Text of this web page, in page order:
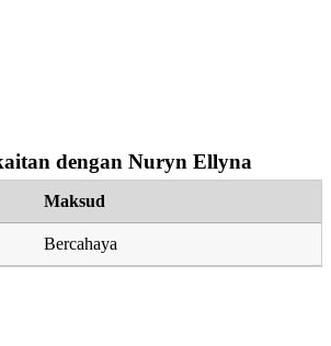
dengan Nuryn Ellyna
Maksud
Bercahaya